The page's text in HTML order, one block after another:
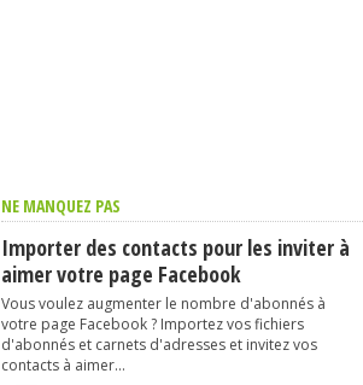
NE MANQUEZ PAS
Importer des contacts pour les inviter à
aimer votre page Facebook
Vous voulez augmenter le nombre d'abonnés à
votre page Facebook ? Importez vos fichiers
d'abonnés et carnets d'adresses et invitez vos
contacts à aimer...